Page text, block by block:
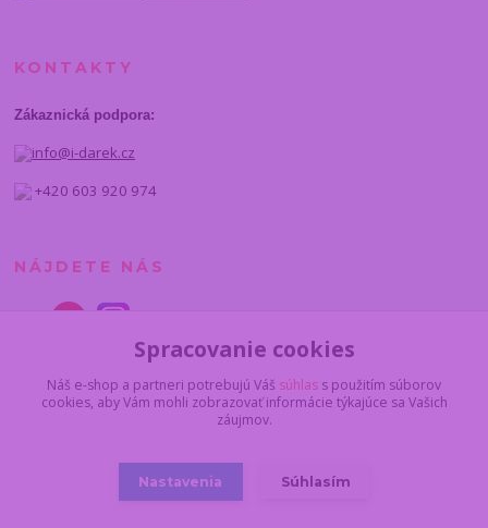
KONTAKTY
Zákaznická podpora:
info@i-darek.cz
+420 603 920 974
NÁJDETE NÁS
Spracovanie cookies
Náš e-shop a partneri potrebujú Váš súhlas s použitím súborov
cookies, aby Vám mohli zobrazovať informácie týkajúce sa Vašich
záujmov.
Nastavenia Súhlasím